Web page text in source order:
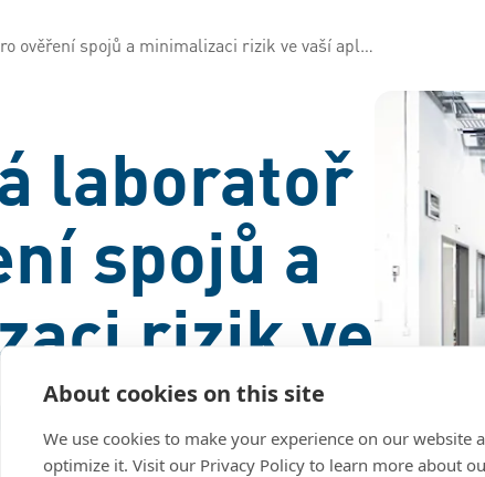
About cookies on this site
We use cookies to make your experience on our website
optimize it. Visit our Privacy Policy to learn more about
spojů a minimalizaci rizik ve vaší aplikaci.
laboratoř
spojů a
rizik ve